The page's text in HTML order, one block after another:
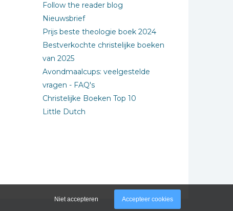
Follow the reader blog
Nieuwsbrief
Prijs beste theologie boek 2024
Bestverkochte christelijke boeken
van 2025
Avondmaalcups: veelgestelde
vragen - FAQ's
Christelijke Boeken Top 10
Little Dutch
Niet accepteren Accepteer cookies